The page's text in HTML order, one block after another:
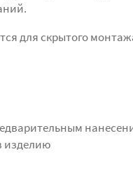
для скрытого
изделию